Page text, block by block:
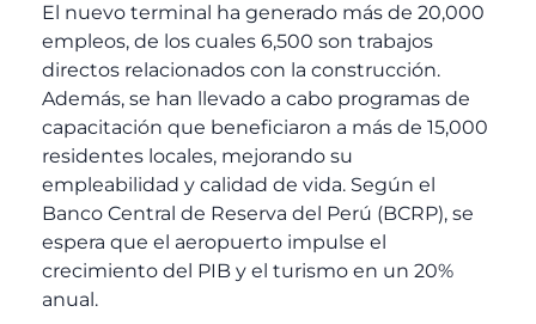
El nuevo terminal ha generado más de 20,000
empleos, de los cuales 6,500 son trabajos
directos relacionados con la construcción.
Además, se han llevado a cabo programas de
capacitación que beneficiaron a más de 15,000
residentes locales, mejorando su
empleabilidad y calidad de vida. Según el
Banco Central de Reserva del Perú (BCRP), se
espera que el aeropuerto impulse el
crecimiento del PIB y el turismo en un 20%
anual.